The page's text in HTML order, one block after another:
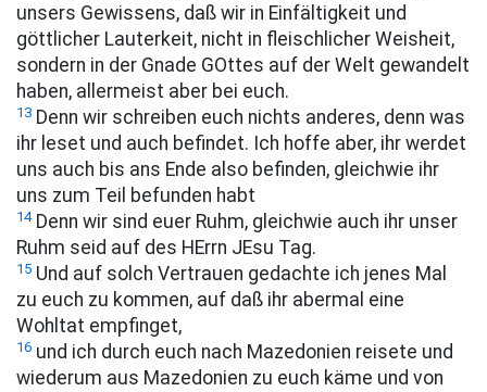
unsers Gewissens, daß wir in Einfältigkeit und
göttlicher Lauterkeit, nicht in fleischlicher Weisheit,
sondern in der Gnade GOttes auf der Welt gewandelt
haben, allermeist aber bei euch.
13 Denn wir schreiben euch nichts anderes, denn was
ihr leset und auch befindet. Ich hoffe aber, ihr werdet
uns auch bis ans Ende also befinden, gleichwie ihr
uns zum Teil befunden habt
14Denn wir sind euer Ruhm, gleichwie auch ihr unser
Ruhm seid auf des HErrn JEsu Tag.
15 Und auf solch Vertrauen gedachte ich jenes Mal
zu euch zu kommen, auf daß ihr abermal eine
Wohltat empfinget,
16 und ich durch euch nach Mazedonien reisete und
wiederum aus Mazedonien zu euch käme und von